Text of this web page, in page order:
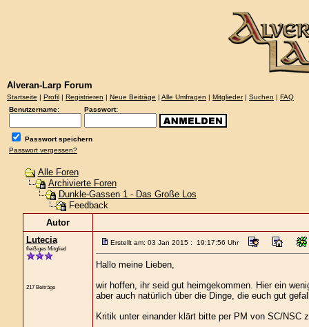
Alveran-Larp Forum
Startseite | Profil | Registrieren | Neue Beiträge | Alle Umfragen | Mitglieder| Suchen | FAQ
Benutzername:
Passwort:
Passwort speichern
Passwort vergessen?
Alle Foren
Archivierte Foren
Dunkle-Gassen 1 - Das Große Los
Feedback
Autor
Lutecia
fleißiges Mitglied
217 Beiträge
Erstellt am: 03 Jan 2015 : 19:17:56 Uhr
Hallo meine Lieben,
wir hoffen, ihr seid gut heimgekommen. Hier ein
aber auch natürlich über die Dinge, die euch gut
Kritik unter einander klärt bitte per PM von SC/NSC